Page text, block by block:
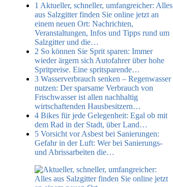
1 Aktueller, schneller, umfangreicher: Alles
aus Salzgitter finden Sie online jetzt an
einem neuen Ort: Nachrichten,
Veranstaltungen, Infos und Tipps rund um
Salzgitter und die…
2 So können Sie Sprit sparen: Immer
wieder ärgern sich Autofahrer über hohe
Spritpreise. Eine spritsparende…
3 Wasserverbrauch senken – Regenwasser
nutzen: Der sparsame Verbrauch von
Frischwasser ist allen nachhaltig
wirtschaftenden Hausbesitzern…
4 Bikes für jede Gelegenheit: Egal ob mit
dem Rad in der Stadt, über Land…
5 Vorsicht vor Asbest bei Sanierungen:
Gefahr in der Luft: Wer bei Sanierungs-
und Abrissarbeiten die…